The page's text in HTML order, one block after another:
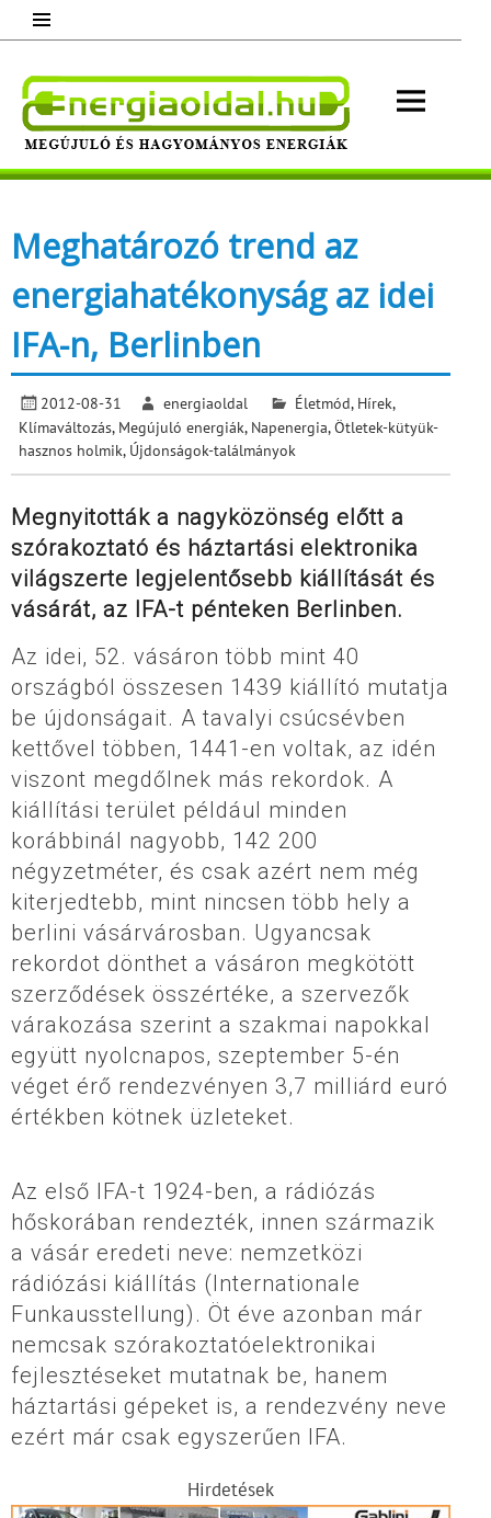
content
Megújuló és hagyományos energiák.
Meghatározó trend az
energiahatékonyság az idei
IFA-n, Berlinben
2012-08-31 energiaoldal Életmód, Hírek,
Klímaváltozás, Megújuló energiák, Napenergia,Ötletek-kütyük-
hasznos holmik, Újdonságok-találmányok
Megnyitották a nagyközönség előtt a
szórakoztató és háztartási elektronika
világszerte legjelentősebb kiállítását és
vásárát, az IFA-t pénteken Berlinben.
Az idei, 52. vásáron több mint 40
országból összesen 1439 kiállító mutatja
be újdonságait. A tavalyi csúcsévben
kettővel többen, 1441-en voltak, az idén
viszont megdőlnek más rekordok. A
kiállítási terület például minden
korábbinál nagyobb, 142 200
négyzetméter, és csak azért nem még
kiterjedtebb, mint nincsen több hely a
berlini vásárvárosban. Ugyancsak
rekordot dönthet a vásáron megkötött
szerződések összértéke, a szervezők
várakozása szerint a szakmai napokkal
együtt nyolcnapos, szeptember 5-én
véget érő rendezvényen 3,7 milliárd euró
értékben kötnek üzleteket.
Az első IFA-t 1924-ben, a rádiózás
hőskorában rendezték, innen származik
a vásár eredeti neve: nemzetközi
rádiózási kiállítás (Internationale
Funkausstellung). Öt éve azonban már
nemcsak szórakoztatóelektronikai
fejlesztéseket mutatnak be, hanem
háztartási gépeket is, a rendezvény neve
ezért már csak egyszerűen IFA.
Hirdetések